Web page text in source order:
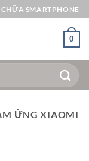
SMARTPHONE
0
ỨNG XIAOMI